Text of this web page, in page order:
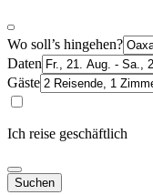
Wo soll’s hingehen?
Daten
Gäste
Ich reise geschäftlich
Suchen